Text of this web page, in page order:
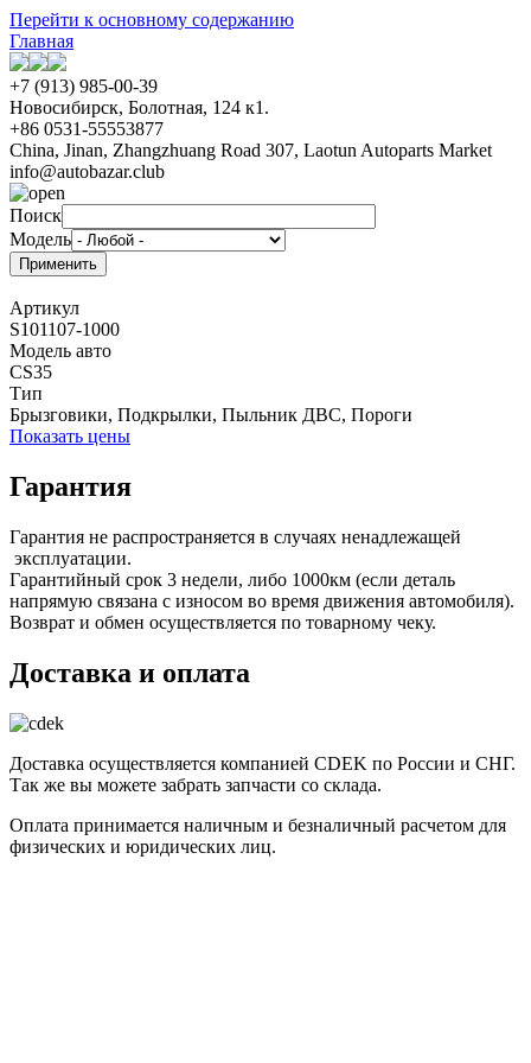
Перейти к основному содержанию
Главная
+7 (913) 985-00-39
Новосибирск, Болотная, 124 к1.
+86 0531-55553877
China, Jinan, Zhangzhuang Road 307, Laotun Autoparts Market
info@autobazar.club
Поиск
Модель
Артикул
S101107-1000
Модель авто
CS35
Тип
Брызговики, Подкрылки, Пыльник ДВС, Пороги
Показать цены
Гарантия
Гарантия не распространяется в случаях ненадлежащей
эксплуатации.
Гарантийный срок 3 недели, либо 1000км (если деталь
напрямую связана с износом во время движения автомобиля).
Возврат и обмен осуществляется по товарному чеку.
Доставка и оплата
Доставка осуществляется компанией CDEK по России и СНГ.
Так же вы можете забрать запчасти со склада.
Оплата принимается наличным и безналичный расчетом для
физических и юридических лиц.